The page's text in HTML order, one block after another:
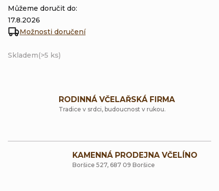
Skladem(>5 ks)
Můžeme doručit do:
17.8.2026
Možnosti doručení
RODINNÁ VČELAŘSKÁ FIRMA
Tradice v srdci, budoucnost v rukou.
KAMENNÁ PRODEJNA VČELÍNO
Boršice 527, 687 09 Boršice